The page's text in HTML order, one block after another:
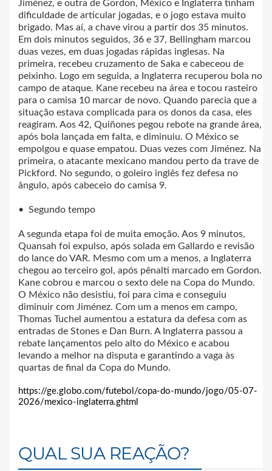
Jiménez, e outra de Gordon, México e Inglaterra tinham
dificuldade de articular jogadas, e o jogo estava muito
brigado. Mas aí, a chave virou a partir dos 35 minutos.
Em dois minutos seguidos, 36 e 37, Bellingham marcou
duas vezes, em duas jogadas rápidas inglesas. Na
primeira, recebeu cruzamento de Saka e cabeceou de
peixinho. Logo em seguida, a Inglaterra recuperou bola no
campo de ataque. Kane recebeu na área e tocou rasteiro
para o camisa 10 marcar de novo. Quando parecia que a
situação estava complicada para os donos da casa, eles
reagiram. Aos 42, Quiñones pegou rebote na grande área,
após bola lançada em falta, e diminuiu. O México se
empolgou e quase empatou. Duas vezes com Jiménez. Na
primeira, o atacante mexicano mandou perto da trave de
Pickford. No segundo, o goleiro inglês fez defesa no
ângulo, após cabeceio do camisa 9.
• Segundo tempo
A segunda etapa foi de muita emoção. Aos 9 minutos,
Quansah foi expulso, após solada em Gallardo e revisão
do lance do VAR. Mesmo com um a menos, a Inglaterra
chegou ao terceiro gol, após pênalti marcado em Gordon.
Kane cobrou e marcou o sexto dele na Copa do Mundo.
O México não desistiu, foi para cima e conseguiu
diminuir com Jiménez. Com um a menos em campo,
Thomas Tuchel aumentou a estatura da defesa com as
entradas de Stones e Dan Burn. A Inglaterra passou a
rebate lançamentos pelo alto do México e acabou
levando a melhor na disputa e garantindo a vaga às
quartas de final da Copa do Mundo.
https://ge.globo.com/futebol/copa-do-mundo/jogo/05-07-
2026/mexico-inglaterra.ghtml
QUAL SUA REAÇÃO?